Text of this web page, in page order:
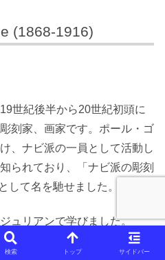
(1868-1916)
世紀後半から20世紀初頭に
刻家、画家です。ポール・ゴ
、ナビ派の一員として活動し
られており、「ナビ派の彫刻
して名を馳せました。
ュリアンで学びました。
ルやポール・セリュジエと
検索 トップ サイドバー